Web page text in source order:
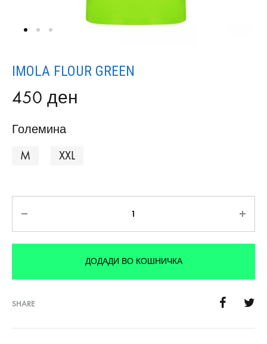
IMOLA FLOUR GREEN
450 ден
Големина
M
XXL
ДОДАДИ ВО КОШНИЧКА
SHARE